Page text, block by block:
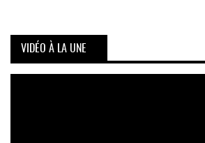
VIDÉO À LA UNE